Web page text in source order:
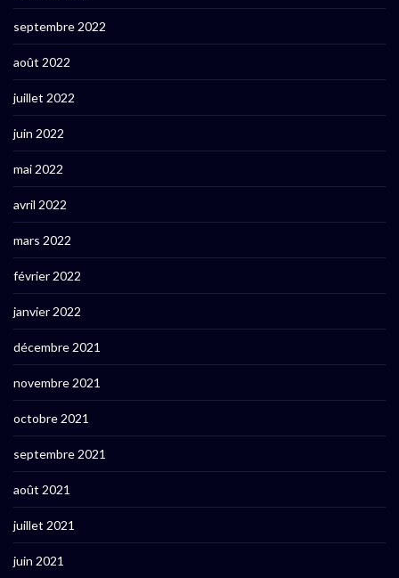
septembre 2022
août 2022
juillet 2022
juin 2022
mai 2022
avril 2022
mars 2022
février 2022
janvier 2022
décembre 2021
novembre 2021
octobre 2021
septembre 2021
août 2021
juillet 2021
juin 2021